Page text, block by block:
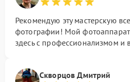
Рекомендую эту мастерскую
фотографии! Мой
здесь с профессионализмом и
Скворцов Дмитрий